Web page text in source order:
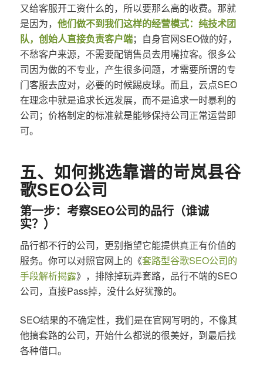
又给客服开工资什么的，所以要那么高的收费。那就
是因为， 他们做不到我们这样的经营模式：纯技术团
队，创始人直接负责客户端；自身官网SEO做的好，
不愁客户来源，不需要配销售员去用嘴拉客。很多公
司因为做的不专业，产生很多问题，才需要所谓的专
门客服去应对，必要的时候踢皮球。而且，云点SEO
在理念中就是追求长远发展，而不是追求一时暴利的
公司；价格制定的标准就是能够保持公司正常运营即
可。
五、如何挑选靠谱的岢岚县谷
歌SEO公司
第一步：考察SEO公司的品行（谁诚
实？）
品行都不行的公司，更别指望它能提供真正有价值的
服务。你可以对照官网上的《套路型谷歌SEO公司的
手段解析揭露》，排除掉玩弄套路，品行不端的SEO
公司，直接Pass掉，没什么好犹豫的。
SEO结果的不确定性，我们是在官网写明的，不像其
他搞套路的公司，开始什么都说的很美好，到最后找
各种借口。